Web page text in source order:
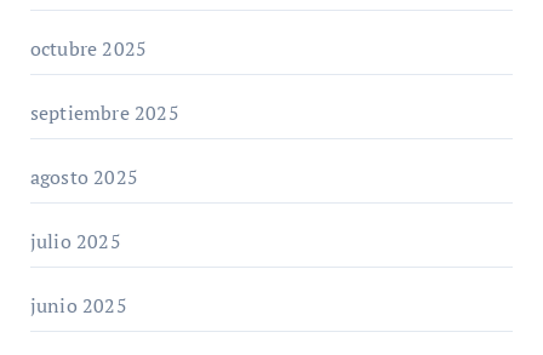
octubre 2025
septiembre 2025
agosto 2025
julio 2025
junio 2025